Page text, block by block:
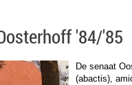
'84/'85
De senaat
(abactis),